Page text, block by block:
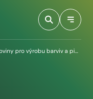
Suroviny pro výrobu barviv a pigmentů